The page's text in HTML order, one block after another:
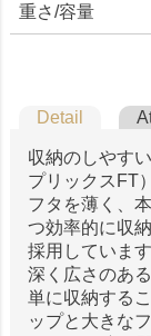
重さ/容量
Detail
収納のしやす
プリックスFT
フタを薄く、
つ効率的に収
採用しています
深く広さのあ
単に収納する
ップと大きな